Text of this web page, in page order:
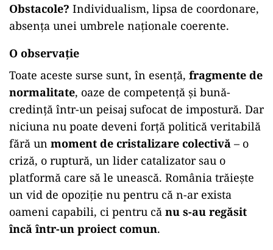
Obstacole? Individualism, lipsa de coordonare,
absența unei umbrele naționale coerente.
O observație
Toate aceste surse sunt, în esență, fragmente de
normalitate, oaze de competență și bună-
credință într-un peisaj sufocat de impostură. Dar
niciuna nu poate deveni forță politică veritabilă
fără un moment de cristalizare colectivă – o
criză, o ruptură, un lider catalizator sau o
platformă care să le unească. România trăiește
un vid de opoziție nu pentru că n-ar exista
oameni capabili, ci pentru că nu s-au regăsit
încă într-un proiect comun.